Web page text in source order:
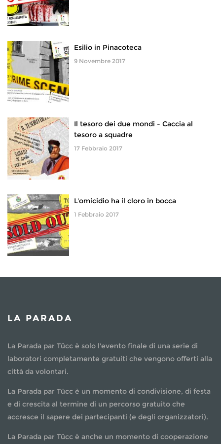
Esilio in Pinacoteca
9 Novembre 2017
Il tesoro dei due mondi - Caccia al
tesoro a squadre
17 Febbraio 2017
L'omicidio ha il cloro in bocca
1 Febbraio 2017
LA PARADA
La Parada par Tücc è solo l'evento finale di una serie di
laboratori completamente gratuiti che vengono offerti alla
città da volontari.
La Parada par Tücc è un momento di condivisione, di festa
e di crescita al termine di un percorso gratuito che
accresce il sapere dei partecipanti (e degli organizzatori).
La Parada par Tücc è anche un momento di cooperazione